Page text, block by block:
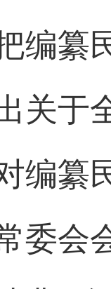
编纂
关于
编纂
委会